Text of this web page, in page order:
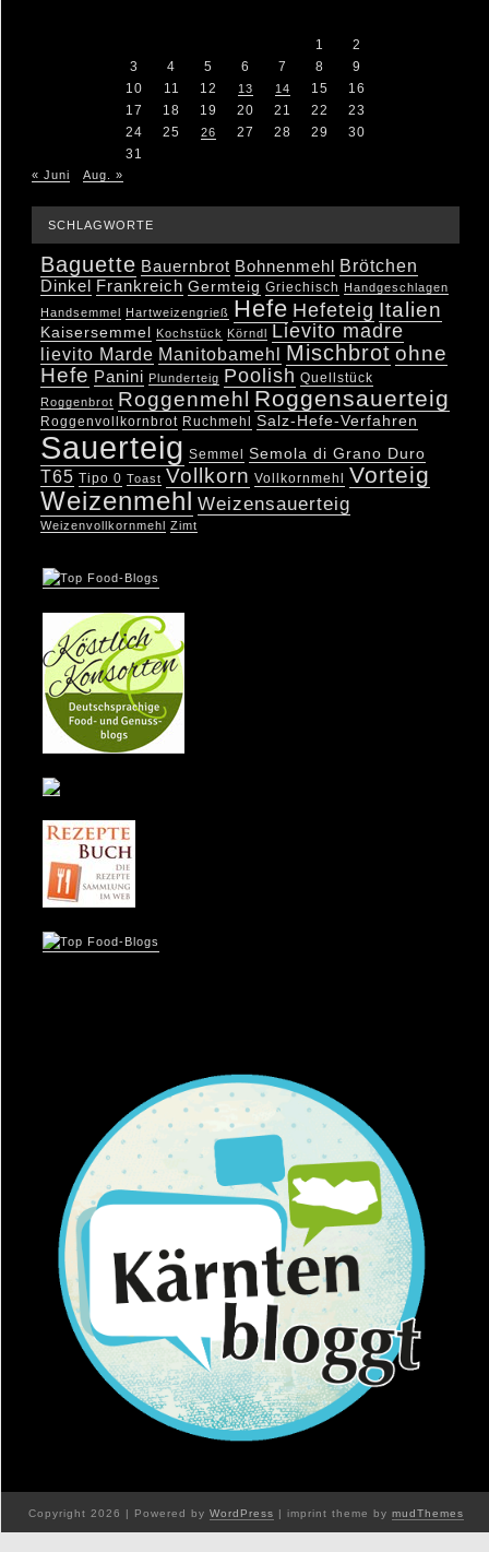
1
2
3
4 5 6 7 8
9
10
11 12 13 14 15
16
17
18 19 20 21 22
23
24
25 26 27 28 29
30
31
« Juni Aug. »
SCHLAGWORTE
Baguette Bauernbrot Bohnenmehl Brötchen
Dinkel Frankreich Germteig Griechisch
Handgeschlagen
Handsemmel
Hartweizengrieß Hefe Hefeteig Italien
Kaisersemmel Kochstück Körndl Lievito madre
lievito Marde Manitobamehl Mischbrot ohne
Hefe Panini Plunderteig Poolish Quellstück
Roggenbrot Roggenmehl Roggensauerteig
Roggenvollkornbrot Ruchmehl Salz-Hefe-Verfahren
Sauerteig Semmel Semola di Grano Duro
T65 Tipo 0 Toast Vollkorn Vollkornmehl Vorteig
Weizenmehl Weizensauerteig
Weizenvollkornmehl Zimt
Copyright 2026 | Powered by WordPress | imprint theme by mudThemes